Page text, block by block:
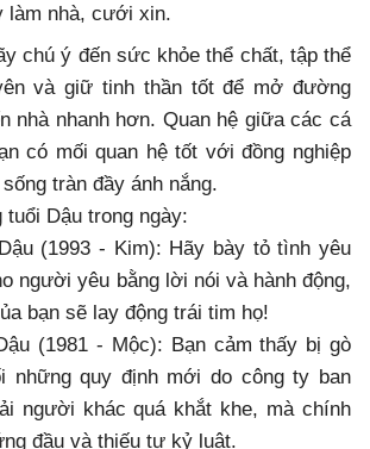
làm nhà, cưới xin.
chú ý đến sức khỏe thể chất, tập thể
và giữ tinh thần tốt để mở đường
nhà nhanh hơn. Quan hệ giữa các cá
có mối quan hệ tốt với đồng nghiệp
tràn đầy ánh nắng.
Dậu trong ngày:
(1993 - Kim): Hãy bày tỏ tình yêu
người yêu bằng lời nói và hành động,
bạn sẽ lay động trái tim họ!
(1981 - Mộc): Bạn cảm thấy bị gò
những quy định mới do công ty ban
người khác quá khắt khe, mà chính
đầu và thiếu tự kỷ luật.